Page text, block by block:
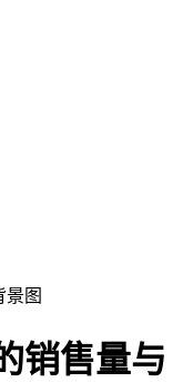
销售量与